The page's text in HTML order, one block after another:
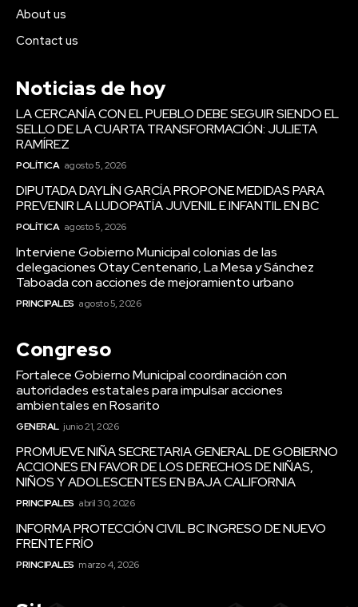
About us
Contact us
Noticias de hoy
LA CERCANÍA CON EL PUEBLO DEBE SEGUIR SIENDO EL
SELLO DE LA CUARTA TRANSFORMACIÓN: JULIETA
RAMÍREZ
POLÍTICA agosto 5, 2026
DIPUTADA DAYLÍN GARCÍA PROPONE MEDIDAS PARA
PREVENIR LA LUDOPATÍA JUVENIL E INFANTIL EN BC
POLÍTICA agosto 5, 2026
Interviene Gobierno Municipal colonias de las
delegaciones Otay Centenario, La Mesa y Sánchez
Taboada con acciones de mejoramiento urbano
PRINCIPALES agosto 5, 2026
Congreso
Fortalece Gobierno Municipal coordinación con
autoridades estatales para impulsar acciones
ambientales en Rosarito
GENERAL junio 21, 2026
PROMUEVE NIÑA SECRETARIA GENERAL DE GOBIERNO
ACCIONES EN FAVOR DE LOS DERECHOS DE NIÑAS,
NIÑOS Y ADOLESCENTES EN BAJA CALIFORNIA
PRINCIPALES abril 30, 2026
INFORMA PROTECCIÓN CIVIL BC INGRESO DE NUEVO
FRENTE FRÍO
PRINCIPALES marzo 4, 2026